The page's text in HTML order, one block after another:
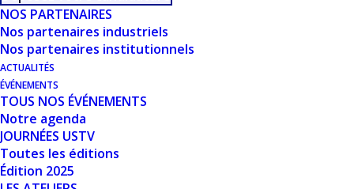
NOS PARTENAIRES
Nos partenaires industriels
Nos partenaires institutionnels
ACTUALITÉS
ÉVÉNEMENTS
TOUS NOS ÉVÉNEMENTS
Notre agenda
JOURNÉES USTV
Toutes les éditions
Édition 2025
Télécharger
Nombre de fichiers
Date de création